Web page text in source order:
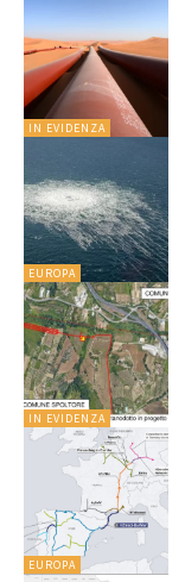
IN EVIDENZA
EUROPA
IN EVIDENZA
EUROPA